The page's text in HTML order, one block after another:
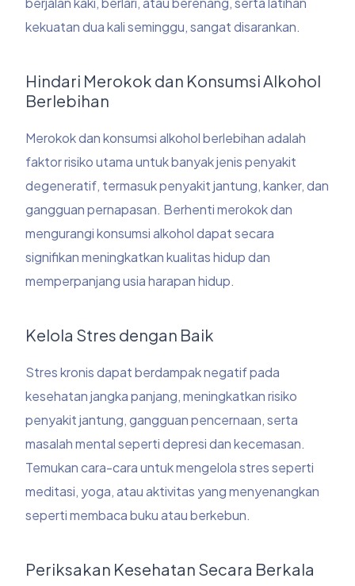
kekuatan dua kali seminggu, sangat disarankan.
Hindari Merokok dan Konsumsi Alkohol
Berlebihan
Merokok dan konsumsi alkohol berlebihan adalah
faktor risiko utama untuk banyak jenis penyakit
degeneratif, termasuk penyakit jantung, kanker, dan
gangguan pernapasan. Berhenti merokok dan
mengurangi konsumsi alkohol dapat secara
signifikan meningkatkan kualitas hidup dan
memperpanjang usia harapan hidup.
Kelola Stres dengan Baik
Stres kronis dapat berdampak negatif pada
kesehatan jangka panjang, meningkatkan risiko
penyakit jantung, gangguan pencernaan, serta
masalah mental seperti depresi dan kecemasan.
Temukan cara-cara untuk mengelola stres seperti
meditasi, yoga, atau aktivitas yang menyenangkan
seperti membaca buku atau berkebun.
Periksakan Kesehatan Secara Berkala